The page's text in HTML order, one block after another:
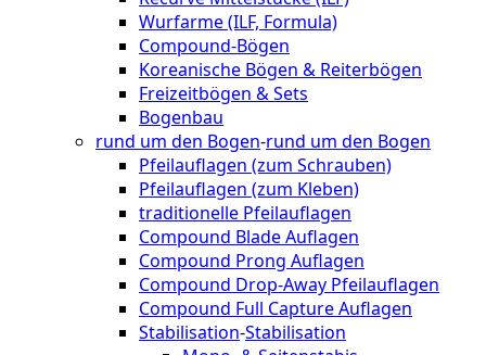
Wurfarme (ILF, Formula)
Compound-Bögen
Koreanische Bögen & Reiterbögen
Freizeitbögen & Sets
Bogenbau
rund um den Bogen-rund um den Bogen
Pfeilauflagen (zum Schrauben)
Pfeilauflagen (zum Kleben)
traditionelle Pfeilauflagen
Compound Blade Auflagen
Compound Prong Auflagen
Compound Drop-Away Pfeilauflagen
Compound Full Capture Auflagen
Stabilisation-Stabilisation